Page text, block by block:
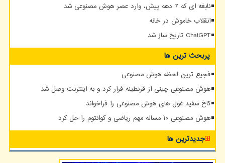
نابغه ای که 7 دهه پیش، وارد عصر هوش مصنوعی شد
انقلاب خاموش در خانه
ChatGPT تاریخ ساز شد
پربحث ترین ها
فجیع ترین لحظه هوش مصنوعی
هوش مصنوعی چینی از قرنطینه فرار کرد و به اینترنت وصل شد
کاخ سفید غول های هوش مصنوعی را فراخواند
هوش مصنوعی ۱۰ مساله مهم ریاضی و کوانتوم را حل کرد
جدیدترین ها